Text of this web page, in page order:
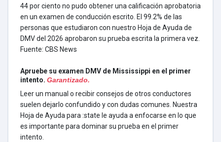
44 por ciento no pudo obtener una calificación aprobatoria
en un examen de conducción escrito. El 99.2% de las
personas que estudiaron con nuestro Hoja de Ayuda de
DMV del 2026 aprobaron su prueba escrita la primera vez.
Fuente: CBS News
Apruebe su examen DMV de Mississippi en el primer
intento. Garantizado.
Leer un manual o recibir consejos de otros conductores
suelen dejarlo confundido y con dudas comunes. Nuestra
Hoja de Ayuda para :state le ayuda a enfocarse en lo que
es importante para dominar su prueba en el primer
intento.